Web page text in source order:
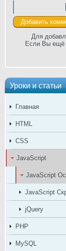
Уроки и статьи
Главная
HTML
CSS
JavaScript
JavaScript
JavaScript
jQuery
PHP
MySQL
Для
Если Вы ещё